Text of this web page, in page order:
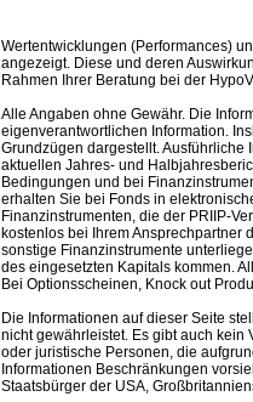
Wertentwicklungen (Performances)
angezeigt. Diese und deren
Rahmen Ihrer Beratung bei der
Alle Angaben ohne Gewähr. Die
eigenverantwortlichen Information.
Grundzügen dargestellt.
aktuellen Jahres- und
Bedingungen und bei
erhalten Sie bei Fonds in
Finanzinstrumenten, die der PRIIP-
kostenlos bei Ihrem Ansprechpartner
sonstige Finanzinstrumente
des eingesetzten Kapitals kommen.
Bei Optionsscheinen, Knock out
Die Informationen auf dieser Seite
nicht gewährleistet. Es gibt auch kein
oder juristische Personen, die
Informationen Beschränkungen
Staatsbürger der USA,